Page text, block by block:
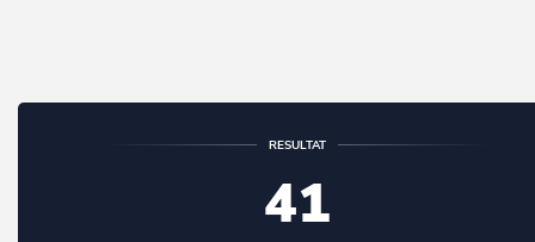
RESULTAT
41